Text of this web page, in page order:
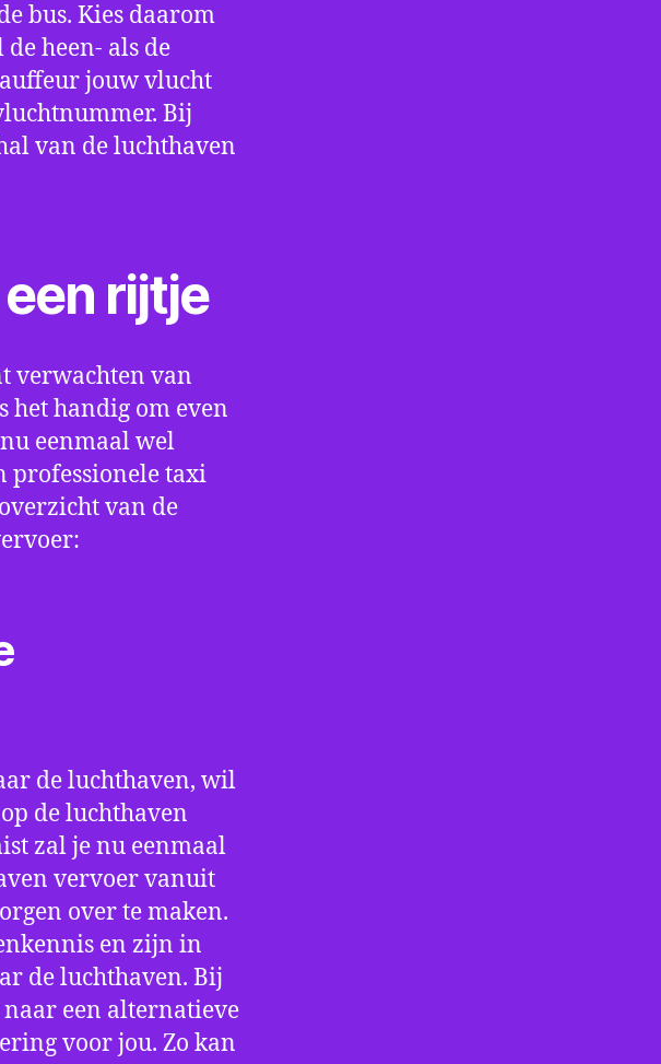
bus. Kies daarom
heen- als de
jouw vlucht
Bij
van de luchthaven
rijtje
verwachten van
handig om even
eenmaal wel
professionele taxi
van de
de luchthaven, wil
de luchthaven
zal je nu eenmaal
vervoer vanuit
over te maken.
en zijn in
de luchthaven. Bij
een alternatieve
voor jou. Zo kan